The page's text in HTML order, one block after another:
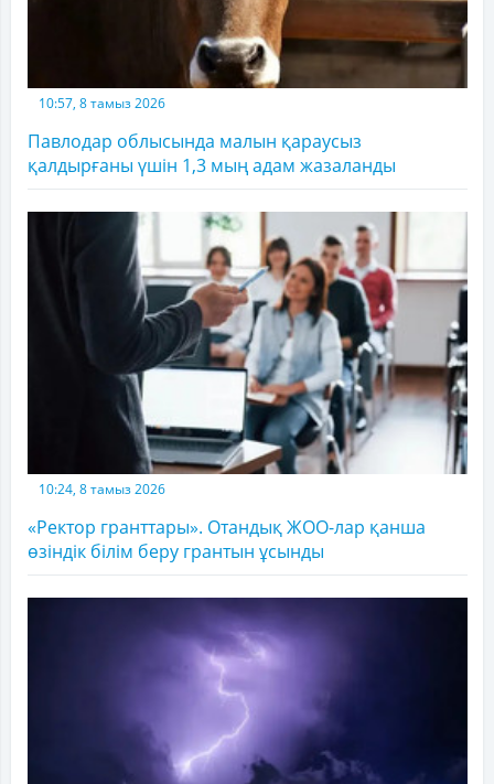
10:57, 8 тамыз 2026
Павлодар облысында малын қараусыз
қалдырғаны үшін 1,3 мың адам жазаланды
10:24, 8 тамыз 2026
«Ректор гранттары». Отандық ЖОО-лар қанша
өзіндік білім беру грантын ұсынды